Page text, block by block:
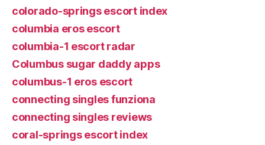
colorado-springs escort index
columbia eros escort
columbia-1 escort radar
Columbus sugar daddy apps
columbus-1 eros escort
connecting singles funziona
connecting singles reviews
coral-springs escort index